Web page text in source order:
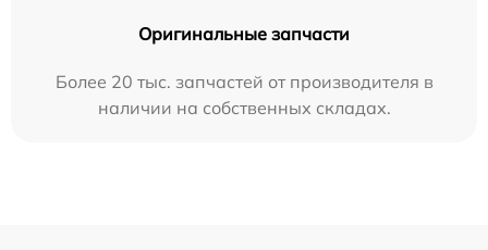
Оригинальные запчасти
Более 20 тыс. запчастей от производителя в
наличии на собственных складах.